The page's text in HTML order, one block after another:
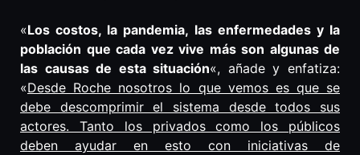
«Los costos, la pandemia, las enfermedades y la
población que cada vez vive más son algunas de
las causas de esta situación«, añade y enfatiza:
«Desde Roche nosotros lo que vemos es que se
debe descomprimir el sistema desde todos sus
actores. Tanto los privados como los públicos
deben ayudar en esto con iniciativas de